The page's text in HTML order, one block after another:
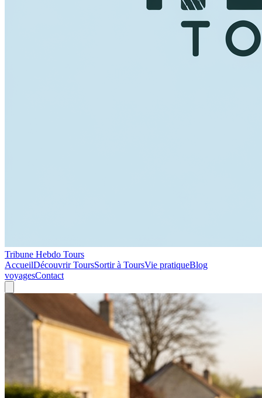
Tribune Hebdo Tours
AccueilDécouvrir ToursSortir à ToursVie pratiqueBlog
voyagesContact